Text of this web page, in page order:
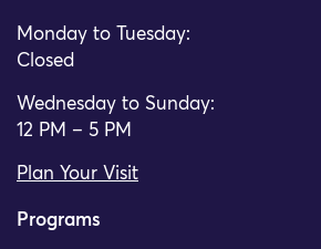
Monday to Tuesday:
Closed
Wednesday to Sunday:
12 PM – 5 PM
Plan Your Visit
Programs